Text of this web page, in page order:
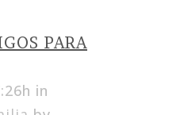
PARA
in